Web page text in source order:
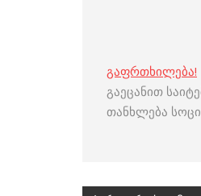
გაფრთხილება!
გაეცანით
თანხლება